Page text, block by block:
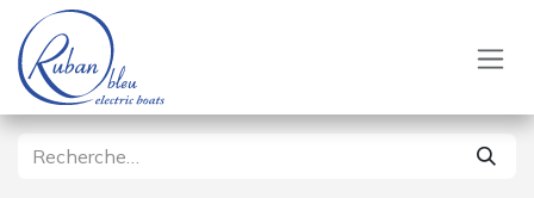
Se rendre au contenu